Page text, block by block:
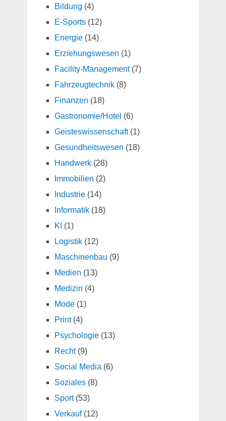
Bildung (4)
E-Sports(12)
Energie(14)
Erziehungswesen (1)
Facility-Management(7)
Fahrzeugtechnik(8)
Finanzen (18)
Gastronomie/Hotel (6)
Geisteswissenschaft(1)
Gesundheitswesen (18)
Handwerk(28)
Immobilien (2)
Industrie(14)
Informatik(18)
KI (1)
Logistik(12)
Maschinenbau (9)
Medien (13)
Medizin (4)
Mode(1)
Print(4)
Psychologie(13)
Recht(9)
Social Media (6)
Soziales(8)
Sport(53)
Verkauf(12)